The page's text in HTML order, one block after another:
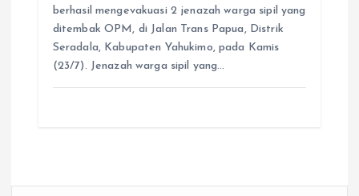
berhasil mengevakuasi 2 jenazah warga sipil yang
ditembak OPM, di Jalan Trans Papua, Distrik
Seradala, Kabupaten Yahukimo, pada Kamis
(23/7). Jenazah warga sipil yang…